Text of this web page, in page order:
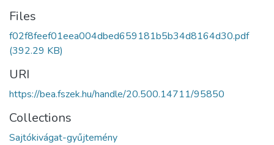
Files
f02f8feef01eea004dbed659181b5b34d8164d30.pdf
(392.29 KB)
URI
https://bea.fszek.hu/handle/20.500.14711/95850
Collections
Sajtókivágat-gyűjtemény